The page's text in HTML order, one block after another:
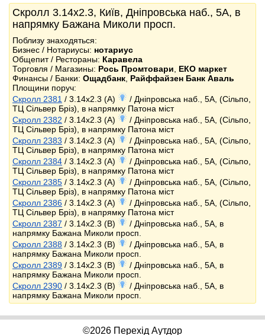
Скролл 3.14x2.3, Київ, Дніпровська наб., 5А, в
напрямку Бажана Миколи просп.
Поблизу знаходяться:
Бизнес / Нотариусы: нотариус
Общепит / Рестораны: Каравела
Торговля / Магазины: Рось Промтовари
ЕКО маркет
Финансы / Банки: Ощадбанк Райффайзен Банк Аваль
Площини поруч:
Скролл 2381 / 3.14x2.3 (A)
/ Дніпровська наб., 5А, (Сільпо,
ТЦ Сільвер Бріз), в напрямку Патона міст
Скролл 2382 / 3.14x2.3 (A)
/ Дніпровська наб., 5А, (Сільпо,
ТЦ Сільвер Бріз), в напрямку Патона міст
Скролл 2383 / 3.14x2.3 (A)
/ Дніпровська наб., 5А, (Сільпо,
ТЦ Сільвер Бріз), в напрямку Патона міст
Скролл 2384 / 3.14x2.3 (A)
/ Дніпровська наб., 5А, (Сільпо,
ТЦ Сільвер Бріз), в напрямку Патона міст
Скролл 2385 / 3.14x2.3 (A)
/ Дніпровська наб., 5А, (Сільпо,
ТЦ Сільвер Бріз), в напрямку Патона міст
Скролл 2386 / 3.14x2.3 (A)
/ Дніпровська наб., 5А, (Сільпо,
ТЦ Сільвер Бріз), в напрямку Патона міст
Скролл 2387 / 3.14x2.3 (B)
/ Дніпровська наб., 5А, в
напрямку Бажана Миколи просп.
Скролл 2388 / 3.14x2.3 (B)
/ Дніпровська наб., 5А, в
напрямку Бажана Миколи просп.
Скролл 2389 / 3.14x2.3 (B)
/ Дніпровська наб., 5А, в
напрямку Бажана Миколи просп.
Скролл 2390 / 3.14x2.3 (B)
/ Дніпровська наб., 5А, в
напрямку Бажана Миколи просп.
©2026 Перехід Аутдор